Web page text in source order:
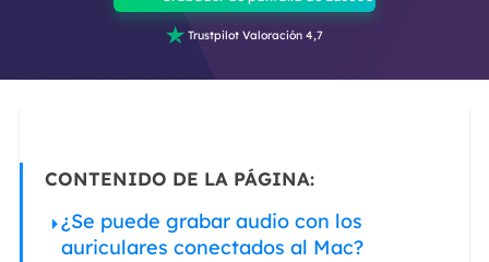
 Trustpilot Valoración 4,7
CONTENIDO DE LA PÁGINA:
¿Se puede grabar audio con los
auriculares conectados al Mac?